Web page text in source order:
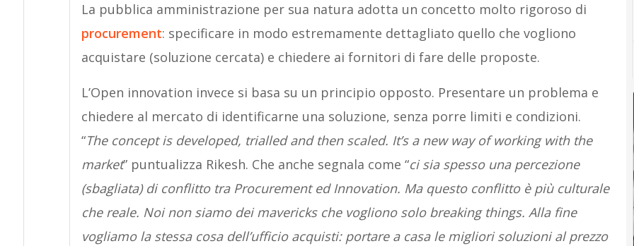
La pubblica amministrazione per sua natura adotta un concetto molto rigoroso di
procurement: specificare in modo estremamente dettagliato quello che vogliono
acquistare (soluzione cercata) e chiedere ai fornitori di fare delle proposte.
L’Open innovation invece si basa su un principio opposto. Presentare un problema e
chiedere al mercato di identificarne una soluzione, senza porre limiti e condizioni.
“The concept is developed, trialled and then scaled. It’s a new way of working with the
market” puntualizza Rikesh. Che anche segnala come “ci sia spesso una percezione
(sbagliata) di conflitto tra Procurement ed Innovation. Ma questo conflitto è più culturale
che reale. Noi non siamo dei mavericks che vogliono solo breaking things. Alla fine
vogliamo la stessa cosa dell’ufficio acquisti: portare a casa le migliori soluzioni al prezzo